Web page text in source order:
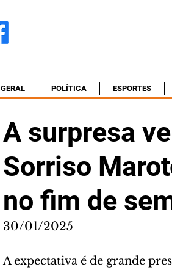
GERAL POLÍTICA ESPORTES
A surpresa
Sorriso
no fim de
30/01/2025
A expectativa é de grande